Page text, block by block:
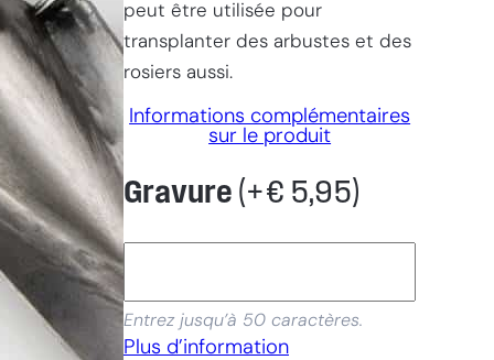
peut être utilisée pour
transplanter des arbustes et des
rosiers aussi.
Informations complémentaires
sur le produit
Gravure (+€ 5,95)
Entrez jusqu’à 50 caractères.
Plus d’information